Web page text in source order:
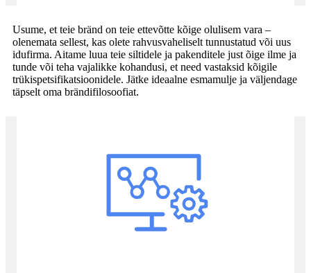
Usume, et teie bränd on teie ettevõtte kõige olulisem vara –
olenemata sellest, kas olete rahvusvaheliselt tunnustatud või uus
idufirma. Aitame luua teie siltidele ja pakenditele just õige ilme ja
tunde või teha vajalikke kohandusi, et need vastaksid kõigile
trükispetsifikatsioonidele. Jätke ideaalne esmamulje ja väljendage
täpselt oma brändifilosoofiat.